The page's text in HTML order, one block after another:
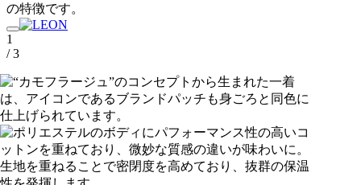
の特徴です。
1
/ 3